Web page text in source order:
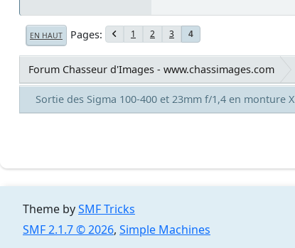
EN HAUT Pages 1 2 3 4
Forum Chasseur d'Images - www.chassimages.com
Sortie des Sigma 100-400 et 23mm f/1,4 en monture X
Theme bySMF Tricks
SMF 2.1.7 © 2026, Simple Machines